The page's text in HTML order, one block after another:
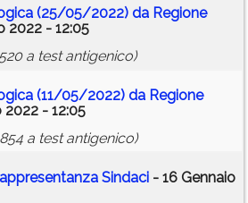
(25/05/2022) da Regione
2022 - 12:05
a test antigenico)
(11/05/2022) da Regione
- 12:05
a test antigenico)
Sindaci - 16 Gennaio